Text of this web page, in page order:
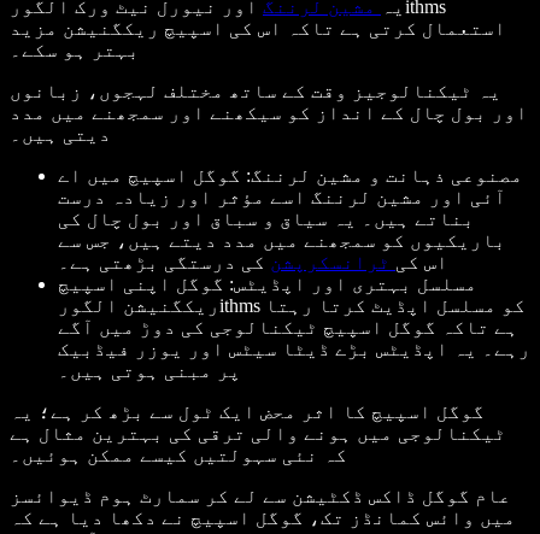
یہ
مشین لرننگ اور نیورل نیٹ ورک الگورithms
استعمال کرتی ہے تاکہ اس کی اسپیچ ریکگنیشن مزید
یہ ٹیکنالوجیز وقت کے ساتھ مختلف لہجوں، زبانوں
اور بول چال کے انداز کو سیکھنے اور سمجھنے میں مدد
دیتی ہیں۔
مصنوعی ذہانت و مشین لرننگ: گوگل اسپیچ میں اے
آئی اور مشین لرننگ اسے مؤثر اور زیادہ درست
بناتے ہیں۔ یہ سیاق و سباق اور بول چال کی
باریکیوں کو سمجھنے میں مدد دیتے ہیں، جس سے
اس کی ٹرانسکرپشن کی درستگی بڑھتی ہے۔
مسلسل بہتری اور اپڈیٹس: گوگل اپنی اسپیچ
ریکگنیشن الگورithms کو مسلسل اپڈیٹ کرتا رہتا
ہے تاکہ گوگل اسپیچ ٹیکنالوجی کی دوڑ میں آگے
رہے۔ یہ اپڈیٹس بڑے ڈیٹا سیٹس اور یوزر فیڈبیک
پر مبنی ہوتی ہیں۔
گوگل اسپیچ کا اثر محض ایک ٹول سے بڑھ کر ہے؛ یہ
ٹیکنالوجی میں ہونے والی ترقی کی بہترین مثال ہے
عام گوگل ڈاکس ڈکٹیشن سے لے کر سمارٹ ہوم ڈیوائسز
میں وائس کمانڈز تک، گوگل اسپیچ نے دکھا دیا ہے کہ